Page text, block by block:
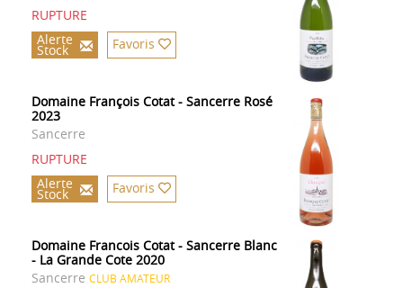
RUPTURE
Alerte
Stock Favoris
Domaine François Cotat - Sancerre Rosé
2023
Sancerre
RUPTURE
Alerte
Stock Favoris
Domaine Francois Cotat - Sancerre Blanc
- La Grande Cote 2020
Sancerre CLUB AMATEUR